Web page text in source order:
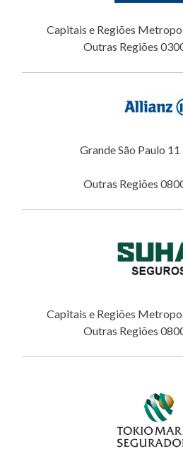
Capitais e Regiões
Outras Regiões
Grande São Paulo
Outras Regiões
Capitais e Regiões
Outras Regiões